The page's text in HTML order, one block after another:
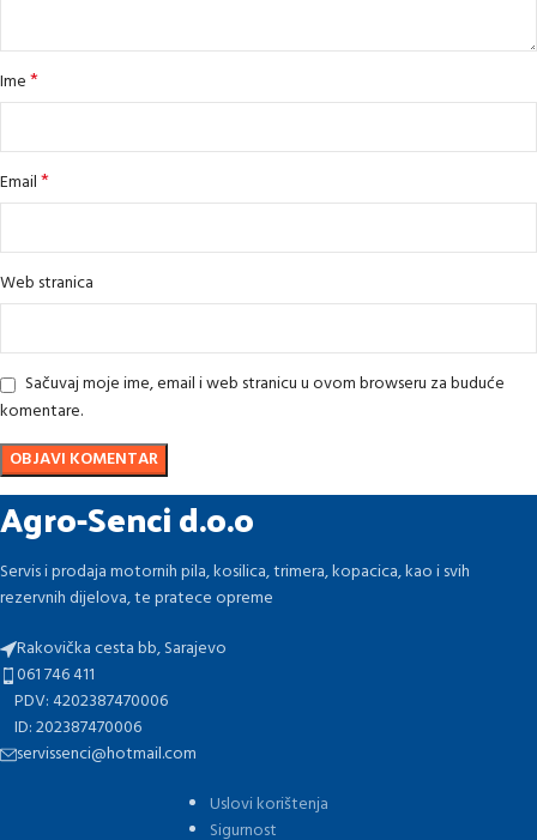
Ime*
Email*
Web stranica
Sačuvaj moje ime, email i web stranicu u ovom browseru za buduće
komentare.
Agro-Senci d.o.o
Servis i prodaja motornih pila, kosilica, trimera, kopacica, kao i svih
rezervnih dijelova, te pratece opreme
Rakovička cesta bb, Sarajevo
061 746 411
PDV: 4202387470006
ID: 202387470006
servissenci@hotmail.com
Uslovi korištenja
Sigurnost